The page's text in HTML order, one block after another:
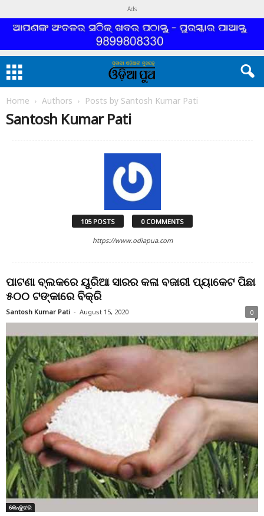
Ads
Home Authors Posts by Santosh Kumar Pati
Santosh Kumar Pati
105 POSTS 0 COMMENTS
https://www.odiapua.com
ପାଟଣା ବ୍ଲକରେ ୟୁରିଆ ସାରର କଳା ବଜାରୀ ପ୍ୟାକେଟ ପିଛା
୫୦୦ ଟଙ୍କାରେ ବିକ୍ରି
Santosh Kumar Pati - August 15, 2020 0
କେନ୍ଦୁଝର